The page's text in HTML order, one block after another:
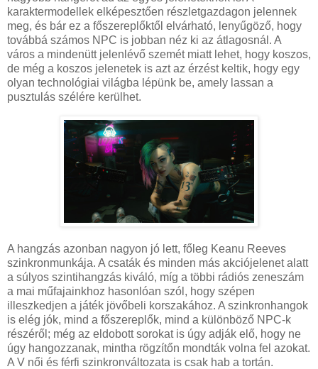
karaktermodellek elképesztően részletgazdagon jelennek
meg, és bár ez a főszereplőktől elvárható, lenyűgöző, hogy
továbbá számos NPC is jobban néz ki az átlagosnál. A
város a mindenütt jelenlévő szemét miatt lehet, hogy koszos,
de még a koszos jelenetek is azt az érzést keltik, hogy egy
olyan technológiai világba lépünk be, amely lassan a
pusztulás szélére kerülhet.
A hangzás azonban nagyon jó lett, főleg Keanu Reeves
szinkronmunkája. A csaták és minden más akciójelenet alatt
a súlyos szintihangzás kiváló, míg a többi rádiós zeneszám
a mai műfajainkhoz hasonlóan szól, hogy szépen
illeszkedjen a játék jövőbeli korszakához. A szinkronhangok
is elég jók, mind a főszereplők, mind a különböző NPC-k
részéről; még az eldobott sorokat is úgy adják elő, hogy ne
úgy hangozzanak, mintha rögzítőn mondták volna fel azokat.
A V női és férfi szinkronváltozata is csak hab a tortán.